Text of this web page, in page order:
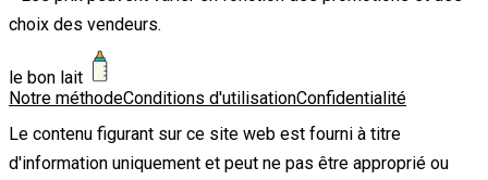
choix des vendeurs.
le bon lait
Notre méthodeConditions d'utilisationConfidentialité
Le contenu figurant sur ce site web est fourni à titre
d'information uniquement et peut ne pas être approprié ou